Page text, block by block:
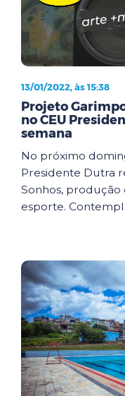
13/01/2022, às 15:38
Projeto
no CEU
semana
No próximo
Presidente Dutra
Sonhos, produção
esporte.